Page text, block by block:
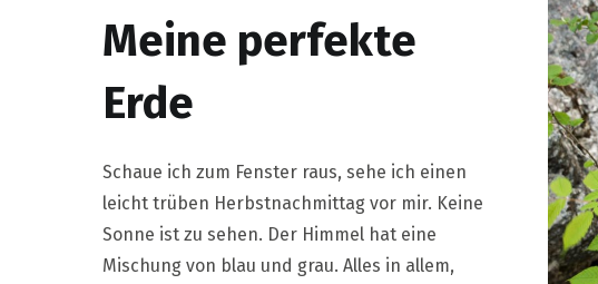
Meine perfekte
Erde
Schaue ich zum Fenster raus, sehe ich einen
leicht trüben Herbstnachmittag vor mir. Keine
Sonne ist zu sehen. Der Himmel hat eine
Mischung von blau und grau. Alles in allem,